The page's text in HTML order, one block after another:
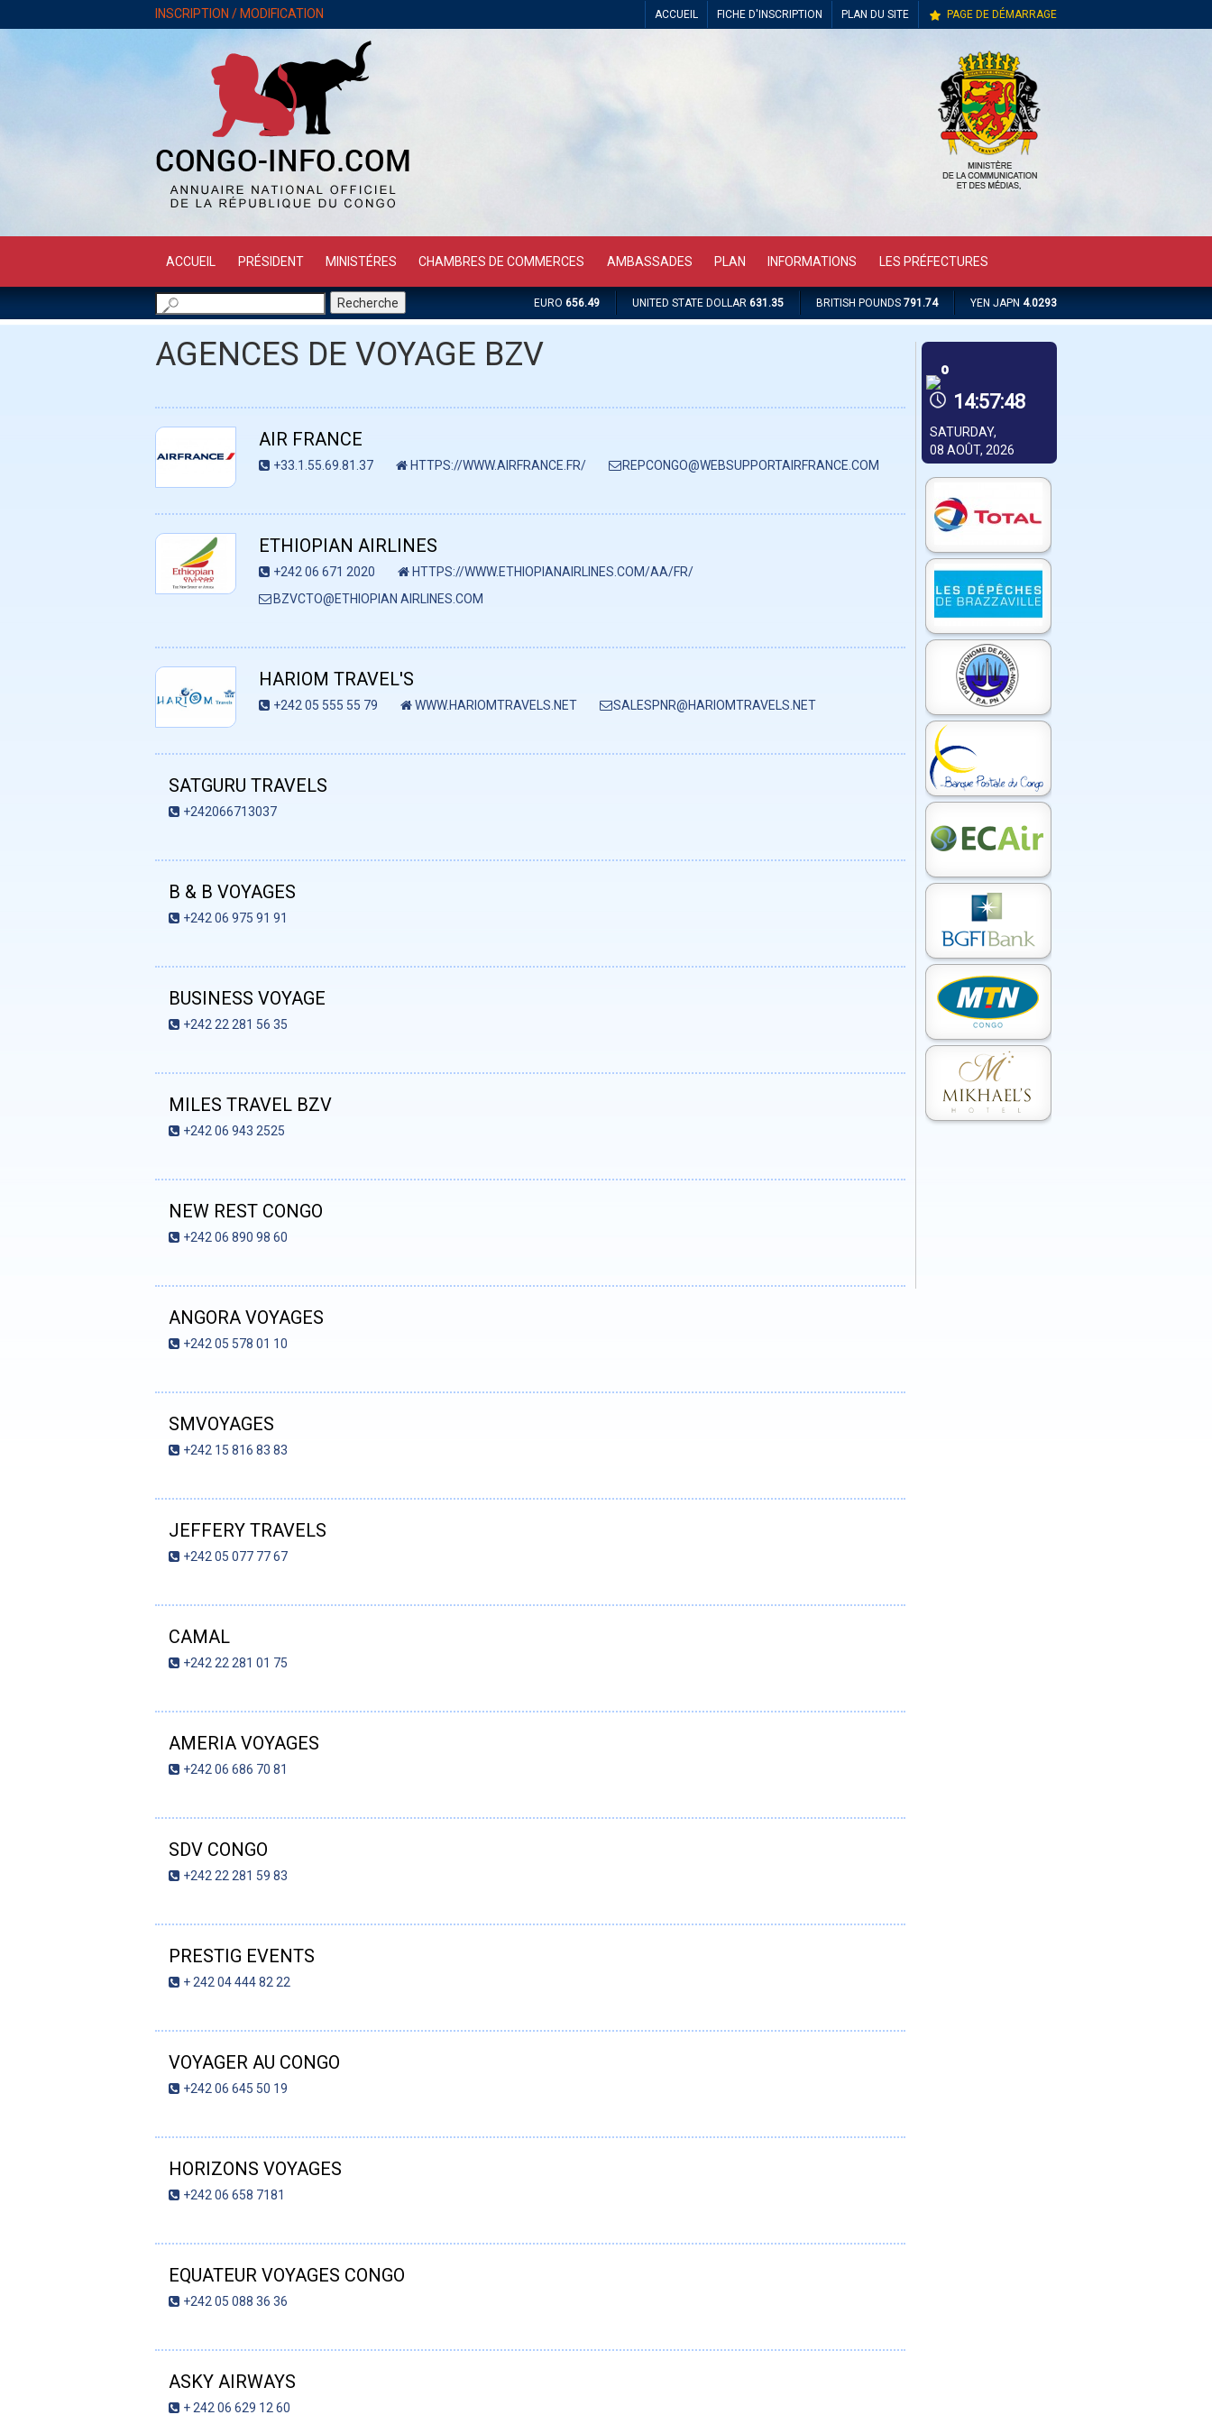
INSCRIPTION / MODIFICATION PAGE DE DÉMARRAGE
PLAN DU SITE
FICHE D'INSCRIPTION
ACCUEIL
ACCUEIL PRÉSIDENT MINISTÉRES CHAMBRES DE COMMERCES AMBASSADES PLAN INFORMATIONS LES PRÉFECTURES
YEN JAPN 4.0293
BRITISH POUNDS 791.74
UNITED STATE DOLLAR 631.35
EURO 656.49
AGENCES DE VOYAGE BZV
AIR FRANCE
+33.1.55.69.81.37 HTTPS://WWW.AIRFRANCE.FR/ REPCONGO@WEBSUPPORTAIRFRANCE.COM
ETHIOPIAN AIRLINES
+242 06 671 2020
HTTPS://WWW.ETHIOPIANAIRLINES.COM/AA/FR/
BZVCTO@ETHIOPIAN AIRLINES.COM
HARIOM TRAVEL'S
+242 05 555 55 79 WWW.HARIOMTRAVELS.NET SALESPNR@HARIOMTRAVELS.NET
SATGURU TRAVELS
+242066713037
B & B VOYAGES
+242 06 975 91 91
BUSINESS VOYAGE
+242 22 281 56 35
MILES TRAVEL BZV
+242 06 943 2525
NEW REST CONGO
+242 06 890 98 60
ANGORA VOYAGES
+242 05 578 01 10
SMVOYAGES
+242 15 816 83 83
JEFFERY TRAVELS
+242 05 077 77 67
CAMAL
+242 22 281 01 75
AMERIA VOYAGES
+242 06 686 70 81
SDV CONGO
+242 22 281 59 83
PRESTIG EVENTS
+ 242 04 444 82 22
VOYAGER AU CONGO
+242 06 645 50 19
HORIZONS VOYAGES
+242 06 658 7181
EQUATEUR VOYAGES CONGO
+242 05 088 36 36
ASKY AIRWAYS
+ 242 06 629 12 60
º
14:57:48
SATURDAY,
08 AOÛT, 2026